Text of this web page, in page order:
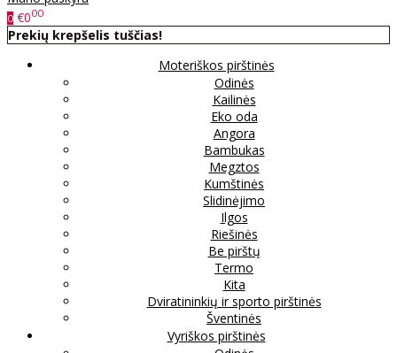
0 €000
Prekių krepšelis tuščias!
Moteriškos pirštinės
Odinės
Kailinės
Eko oda
Angora
Bambukas
Megztos
Kumštinės
Slidinėjimo
Ilgos
Riešinės
Be pirštų
Termo
Kita
Dviratininkių ir sporto pirštinės
Šventinės
Vyriškos pirštinės